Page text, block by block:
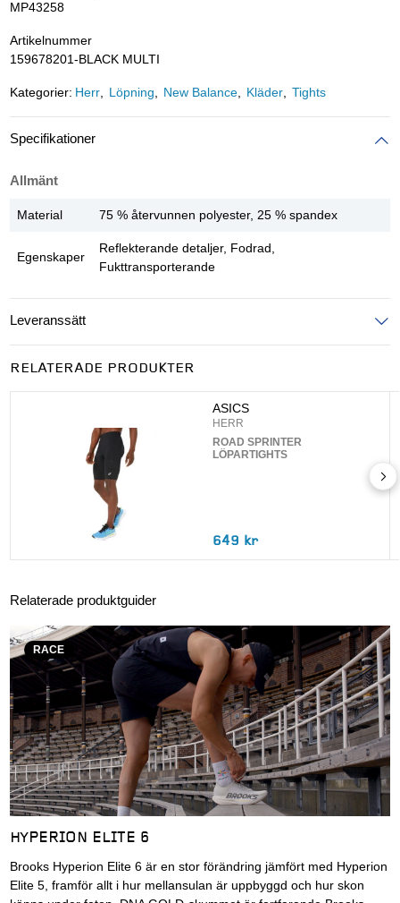
MP43258
Artikelnummer
159678201-BLACK MULTI
Kategorier: Herr Löpning New Balance Kläder Tights
Specifikationer
Allmänt
Material 75 % återvunnen polyester, 25 % spandex
Egenskaper
Reflekterande detaljer, Fodrad,
Fukttransporterande
Leveranssätt
Ange postnummer för att se leveranssätt
RELATERADE PRODUKTER
ASICS
HERR
ROAD SPRINTER
LÖPARTIGHTS
649 kr
Relaterade produktguider
RACE
HYPERION ELITE 6
Brooks Hyperion Elite 6 är en stor förändring jämfört med Hyperion
Elite 5, framför allt i hur mellansulan är uppbyggd och hur skon